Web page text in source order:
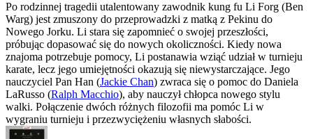
Po rodzinnej tragedii utalentowany zawodnik kung fu Li Forg (Ben
Warg) jest zmuszony do przeprowadzki z matką z Pekinu do
Nowego Jorku. Li stara się zapomnieć o swojej przeszłości,
próbując dopasować się do nowych okoliczności. Kiedy nowa
znajoma potrzebuje pomocy, Li postanawia wziąć udział w turnieju
karate, lecz jego umiejętności okazują się niewystarczające. Jego
nauczyciel Pan Han (Jackie Chan) zwraca się o pomoc do Daniela
LaRusso (Ralph Macchio), aby nauczył chłopca nowego stylu
walki. Połączenie dwóch różnych filozofii ma pomóc Li w
wygraniu turnieju i przezwyciężeniu własnych słabości.